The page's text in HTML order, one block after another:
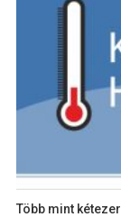
Több mint